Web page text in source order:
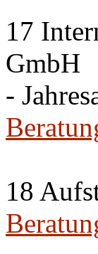
17
GmbH
-
18